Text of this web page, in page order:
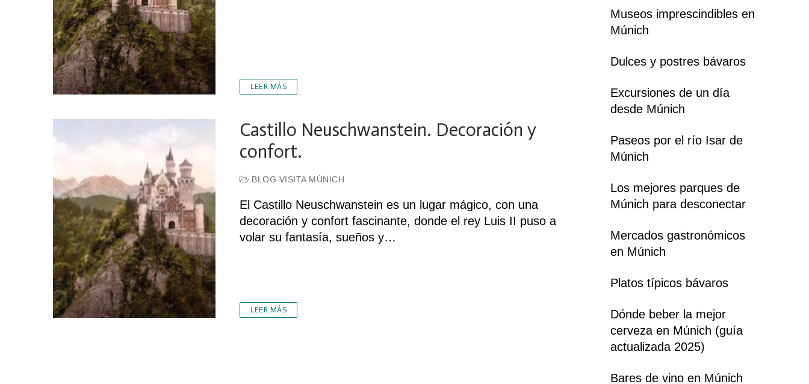
LEER MÁS
Castillo Neuschwanstein. Decoración y
confort.
BLOG VISITA MÚNICH
El Castillo Neuschwanstein es un lugar mágico, con una
decoración y confort fascinante, donde el rey Luis II puso a
volar su fantasía, sueños y…
LEER MÁS
Museos imprescindibles en
Múnich
Dulces y postres bávaros
Excursiones de un día
desde Múnich
Paseos por el río Isar de
Múnich
Los mejores parques de
Múnich para desconectar
Mercados gastronómicos
en Múnich
Platos típicos bávaros
Dónde beber la mejor
cerveza en Múnich (guía
actualizada 2025)
Bares de vino en Múnich